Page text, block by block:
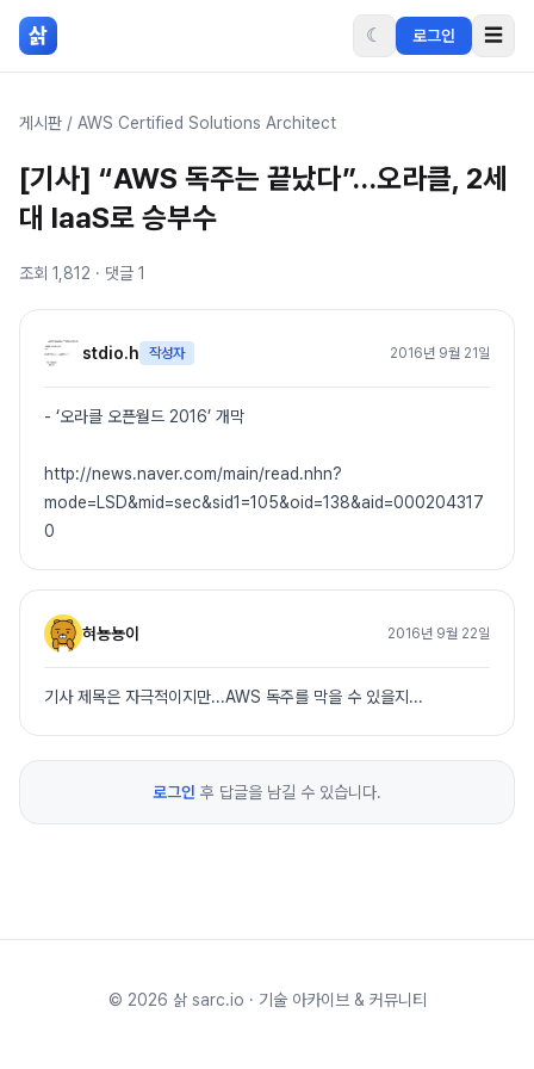
본문 바로가기
삵 ☾ 로그인 ☰
게시판 / AWS Certified Solutions Architect
[기사] “AWS 독주는 끝났다”…오라클, 2세
대 IaaS로 승부수
조회 1,812 · 댓글 1
stdio.h 작성자 2016년 9월 21일
- ‘오라클 오픈월드 2016’ 개막
http://news.naver.com/main/read.nhn?
mode=LSD&mid=sec&sid1=105&oid=138&aid=000204317
0
혀뇽뇽이 2016년 9월 22일
기사 제목은 자극적이지만...AWS 독주를 막을 수 있을지...
로그인 후 답글을 남길 수 있습니다.
© 2026 삵 sarc.io · 기술 아카이브 & 커뮤니티